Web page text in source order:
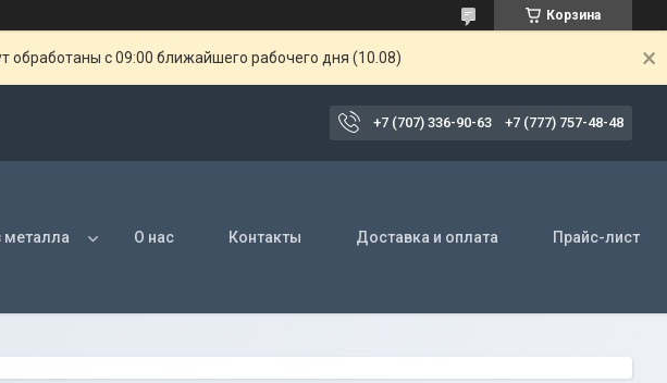
Корзина
обработаны с 09:00 ближайшего рабочего дня (10.08)
+7 (707) 336-90-63 +7 (777) 757-48-48
металла О нас Контакты Доставка и оплата Прайс-лист